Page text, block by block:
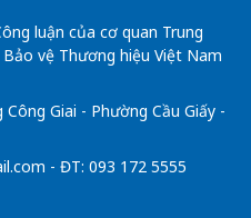
luận của cơ quan Trung
vệ Thương hiệu Việt Nam
Giai - Phường Cầu Giấy -
- ĐT: 093 172 5555